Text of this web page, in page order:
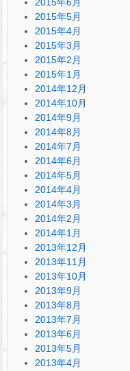
2015年5月
2015年4月
2015年3月
2015年2月
2015年1月
2014年12月
2014年10月
2014年9月
2014年8月
2014年7月
2014年6月
2014年5月
2014年4月
2014年3月
2014年2月
2014年1月
2013年12月
2013年11月
2013年10月
2013年9月
2013年8月
2013年7月
2013年6月
2013年5月
2013年4月